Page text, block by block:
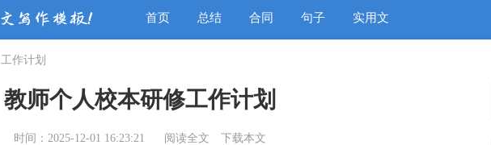
首页 总结 合同 句子 实用文
工作计划
教师个人校本研修工作计划
时间：2025-12-01 16:23:21 阅读全文 下载本文